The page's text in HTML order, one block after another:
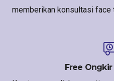
memberikan konsultasi face
Free